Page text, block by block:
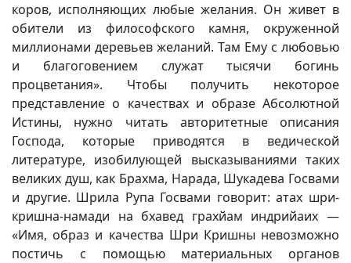
коров, исполняющих любые желания. Он живет в
обители из философского камня, окруженной
миллионами деревьев желаний. Там Ему с любовью
и благоговением служат тысячи богинь
процветания». Чтобы получить некоторое
представление о качествах и образе Абсолютной
Истины, нужно читать авторитетные описания
Господа, которые приводятся в ведической
литературе, изобилующей высказываниями таких
великих душ, как Брахма, Нарада, Шукадева Госвами
и другие. Шрила Рупа Госвами говорит: атах шри-
кришна-намади на бхавед грахйам индрийаих —
«Имя, образ и качества Шри Кришны невозможно
постичь с помощью материальных органов